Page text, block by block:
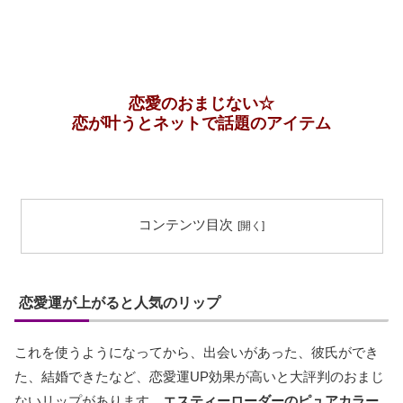
恋愛のおまじない☆
恋が叶うとネットで話題のアイテム
コンテンツ目次
恋愛運が上がると人気のリップ
これを使うようになってから、出会いがあった、彼氏ができ
た、結婚できたなど、恋愛運UP効果が高いと大評判のおまじ